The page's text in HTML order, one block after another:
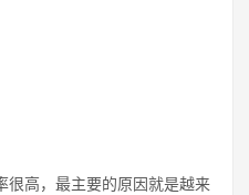
很高，最主要的原因就是越来